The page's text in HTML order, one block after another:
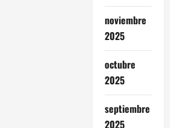
noviembre
2025
octubre
2025
septiembre
2025